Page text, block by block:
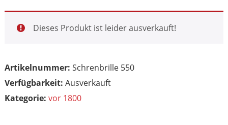
Dieses Produkt ist leider ausverkauft!
Artikelnummer: Schrenbrille 550
Ausverkauft
Kategorie: vor 1800